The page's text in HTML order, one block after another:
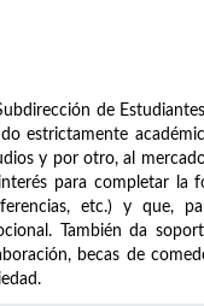
de
estrictamente
y por otro, al
para completar la
etc.) y que,
También da
becas de